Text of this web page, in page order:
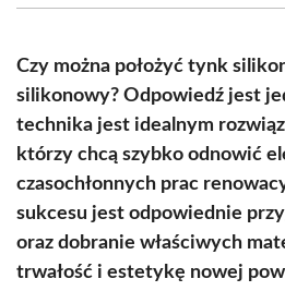
(Twitter)
Czy można położyć tynk
silikonowy? Odpowiedź jest
technika jest idealnym
którzy chcą szybko odnowić
czasochłonnych prac
sukcesu jest odpowiednie
oraz dobranie właściwych
trwałość i estetykę nowej